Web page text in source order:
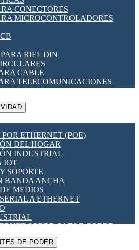
PANEL
RELÉ
FIN DE CARRERA
Y TC'S DE CORRIENTE
PASO
LÓGICO PROGRAMABLES
DE HORARIO
FRECUENCIA [VDF]
- INTERRUPTORES
CONECTORES
MICROCONTROLADORES
RIEL DIN
CABLE
TELECOMUNICACIONES
A PCB
A CABLE
VARIAS
REED
SÓLIDO SSR
DE POTENCIA
ETHERNET (POE)
DEL HOGAR
INDUSTRIAL
IOT
SOPORTE
BANDA ANCHA
MEDIOS
A ETHERNET
SOBRE CABLE COBRE
DE PODER